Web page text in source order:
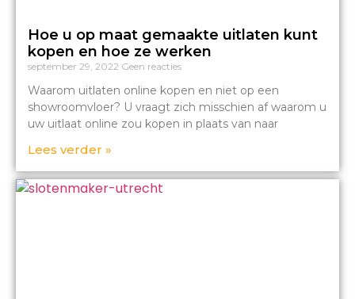
Hoe u op maat gemaakte uitlaten kunt
kopen en hoe ze werken
september 29, 2022 Geen reacties
Waarom uitlaten online kopen en niet op een
showroomvloer? U vraagt zich misschien af waarom u
uw uitlaat online zou kopen in plaats van naar
Lees verder »